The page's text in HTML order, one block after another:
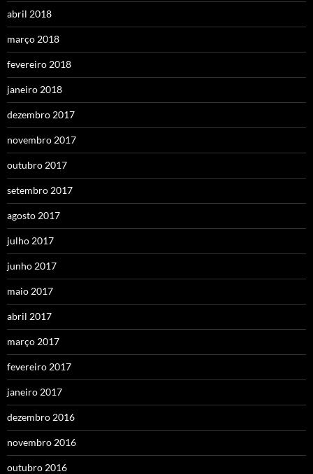
abril 2018
março 2018
fevereiro 2018
janeiro 2018
dezembro 2017
novembro 2017
outubro 2017
setembro 2017
agosto 2017
julho 2017
junho 2017
maio 2017
abril 2017
março 2017
fevereiro 2017
janeiro 2017
dezembro 2016
novembro 2016
outubro 2016